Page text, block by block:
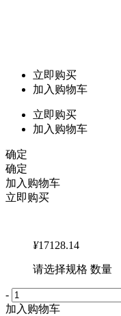
立即购买
加入购物车
立即购买
加入购物车
确定
确定
加入购物车
立即购买
¥17128.14
请选择规格 数量
-
加入购物车